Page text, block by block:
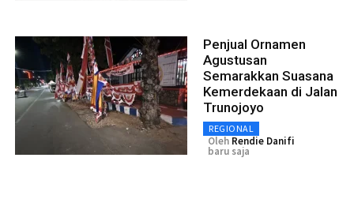
Penjual Ornamen
Agustusan
Semarakkan Suasana
Kemerdekaan di Jalan
Trunojoyo
REGIONAL
Oleh Rendie Danifi
baru saja